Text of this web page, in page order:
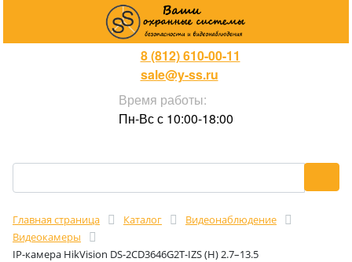
8 (812) 610-00-11
sale@y-ss.ru
Время работы:
Пн-Вс с 10:00-18:00
Главная страница Каталог
Видеонаблюдение
Видеокамеры
IP-камера HikVision DS-2CD3646G2T-IZS (H) 2.7–13.5